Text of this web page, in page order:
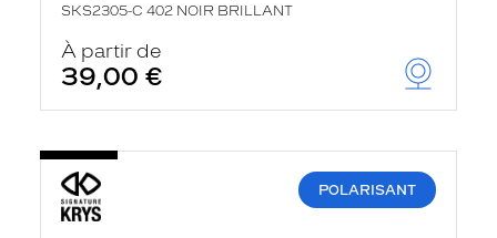
SKS2305-C 402 NOIR BRILLANT
À partir de
39,00 €
POLARISANT